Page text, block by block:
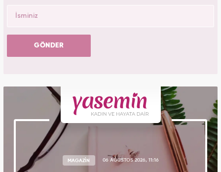
GÖNDER
MAGAZİN 06 AĞUSTOS 2026, 11:16